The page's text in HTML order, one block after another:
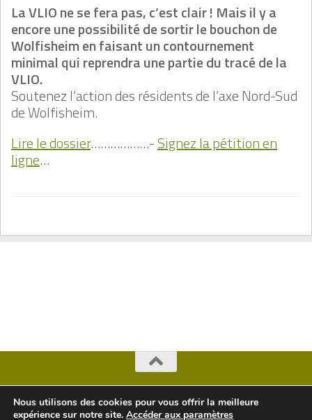
La VLIO ne se fera pas, c’est clair ! Mais il y a
encore une possibilité de sortir le bouchon de
Wolfisheim en faisant un contournement
minimal qui reprendra une partie du tracé de la
VLIO.
Soutenez l’action des résidents de l’axe Nord-Sud
de Wolfisheim.
Lire le dossier………………-Signez la pétition en
ligne…
Nous utilisons des cookies pour vous offrir la meilleure
expérience sur notre site. Accéder aux paramètres